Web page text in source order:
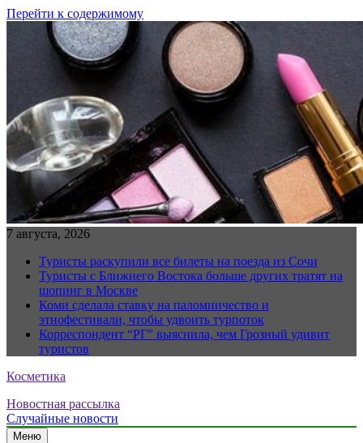
Перейти к содержимому
7 августа, 2026
Туристы раскупили все билеты на поезда из Сочи
Туристы с Ближнего Востока больше других тратят на
шопинг в Москве
Коми сделала ставку на паломничество и
этнофестивали, чтобы удвоить турпоток
Корреспондент “РГ” выяснила, чем Грозный удивит
туристов
Косметика
Новостная рассылка
Случайные новости
Меню